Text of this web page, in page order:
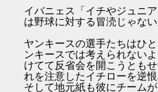
イバニェス「イチやジュニ
は野球に対する冒涜じゃない
ヤンキースの選手たちはひ
ンキースでは考えられない
けてて反省会を開こうとも
れを注意したイチローを逆
そして地元紙も彼にチーム